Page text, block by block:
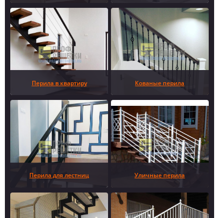
Перила в квартиру Кованые перила
Перила для лестниц Уличные перила